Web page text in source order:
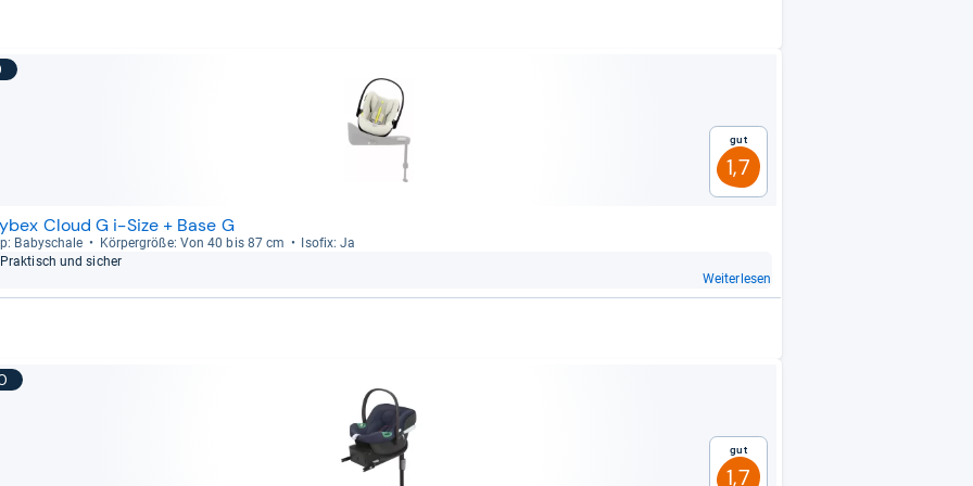
Gut
1,7
Cloud G i-Size + Base G
Baby­schale Kör­per­größe: Von 40 bis 87 cm
Iso­fix: Ja
Prak­tisch und sicher
Weiterlesen
Gut
1,7